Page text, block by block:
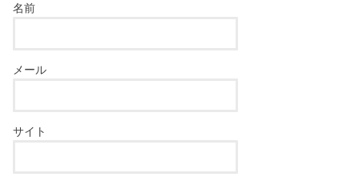
名前
メール
サイト